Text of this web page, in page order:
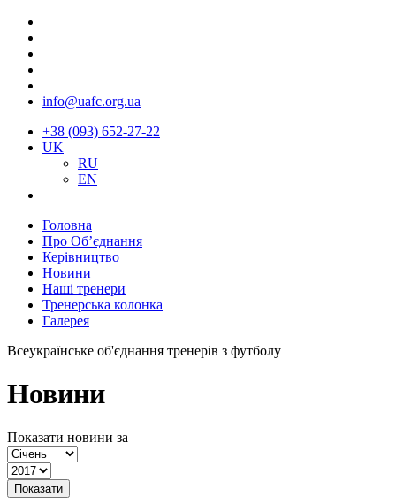
info@uafc.org.ua
+38 (093) 652-27-22
UK
RU
EN
Головна
Про Об’єднання
Керівництво
Новини
Наші тренери
Тренерська колонка
Галерея
Всеукраїнське об'єднання тренерів з футболу
Новини
Показати новини за
Показати